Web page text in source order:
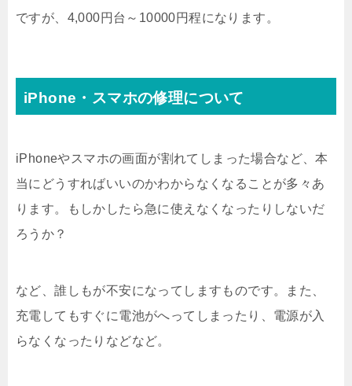
ですが、4,000円台～10000円程になります。
iPhone・スマホの修理について
iPhoneやスマホの画面が割れてしまった場合など、本
当にどうすればいいのかわからなくなることが多々あ
ります。もしかしたら急に使えなくなったりしないだ
ろうか？
など、誰しもが不安になってしますものです。また、
充電してもすぐに電池がへってしまったり、電源が入
らなくなったりなどなど。